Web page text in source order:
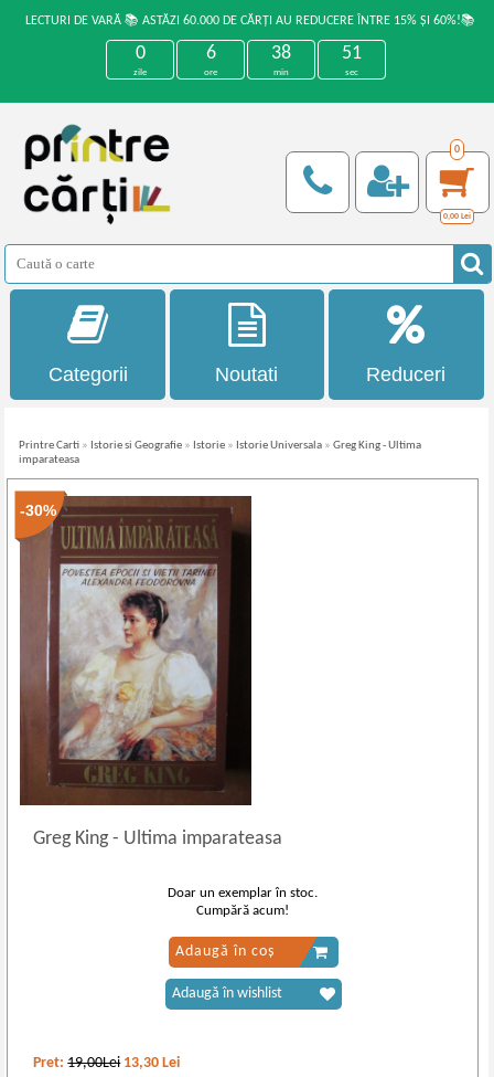
LECTURI DE VARĂ 📚 ASTĂZI 60.000 DE CĂRȚI AU REDUCERE ÎNTRE 15% ȘI 60%!📚
0
zile
6
ore
38
min
51
sec
0
0,00 Lei
Categorii Noutati Reduceri
Printre Carti » Istorie si Geografie » Istorie » Istorie Universala »Greg King - Ultima
imparateasa
-30%
Greg King- Ultima imparateasa
Pret:19,00Lei 13,30 Lei
Doar un exemplar în stoc.
Cumpără acum!
Adaugă în coș
Adaugă în wishlist